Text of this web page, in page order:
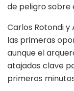
de peligro sobre
Carlos Rotondi
las primeras
aunque el
atajadas clave
primeros